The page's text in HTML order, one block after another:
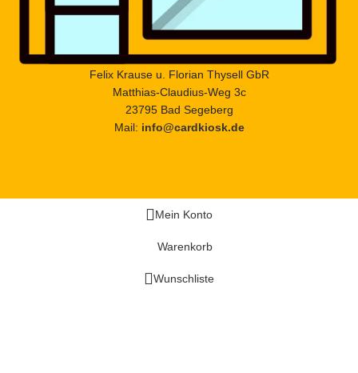
Felix Krause u. Florian Thysell GbR
Matthias-Claudius-Weg 3c
23795 Bad Segeberg
Mail: info@cardkiosk.de
Mein Konto
Warenkorb
Wunschliste